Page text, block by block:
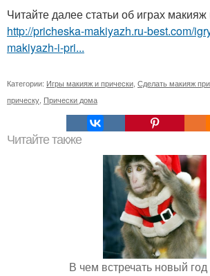
Читайте далее статьи об играх макияж
http://pricheska-makiyazh.ru-best.com/
makiyazh-i-pri...
Категории: Игры макияж и прически, Сделать макияж
прическу, Прически дома
Читайте также
В чем встречать новый